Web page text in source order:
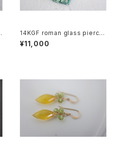
14KGF roman glass pierce
[kgf5586]
¥11,000